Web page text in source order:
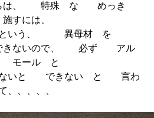
らは、 特殊 な めっき
すには、
いう、 異母材 を
ないので、 必ず アル
モール と
ないと できない と 言わ
て、、、、、